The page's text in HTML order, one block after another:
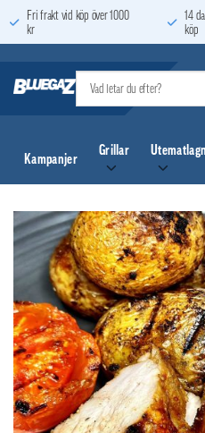
to
Fri frakt vid köp över 1000
kr
14
köp
Kampanjer
Grillar